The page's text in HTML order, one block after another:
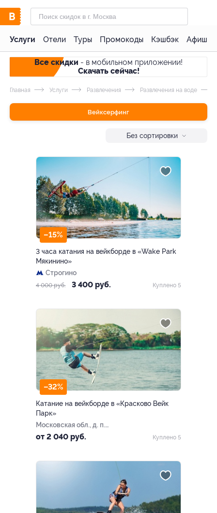
Услуги Отели Туры Промокоды Кэшбэк Афиша
Все скидки - в мобильном приложении!
Скачать сейчас!
Главная Услуги Развлечения Развлечения на воде
Вейксерфинг
Без сортировки
–15%
3 часа катания на вейкборде в «Wake Park
Мякинино»
Строгино
4 000 руб. 3 400 руб. Куплено 5
–32%
Катание на вейкборде в «Красково Вейк
Парк»
Московская обл., д. п.
Красково, ул.
от 2 040 руб. Куплено 5